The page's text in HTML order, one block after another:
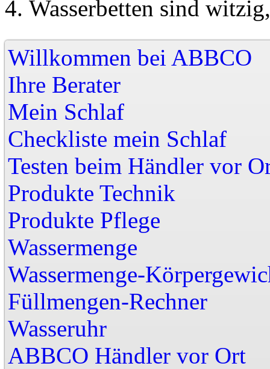
Wasserbetten sind
Willkommen bei
Ihre Berater
Mein Schlaf
Checkliste mein Schlaf
Testen beim Händler vor
Produkte Technik
Produkte Pflege
Wassermenge
Wassermenge-
Füllmengen-Rechner
Wasseruhr
ABBCO Händler